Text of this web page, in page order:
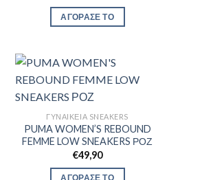
ΑΓΟΡΑΣΕ ΤΟ
ΓΥΝΑΙΚΕΊΑ SNEAKERS
PUMA WOMEN’S REBOUND
FEMME LOW SNEAKERS ΡΟΖ
€49,90
ΑΓΟΡΑΣΕ ΤΟ